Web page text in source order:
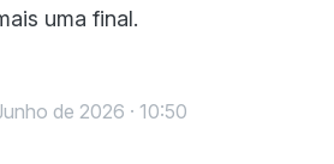
uma final.
de 2026 · 10:50